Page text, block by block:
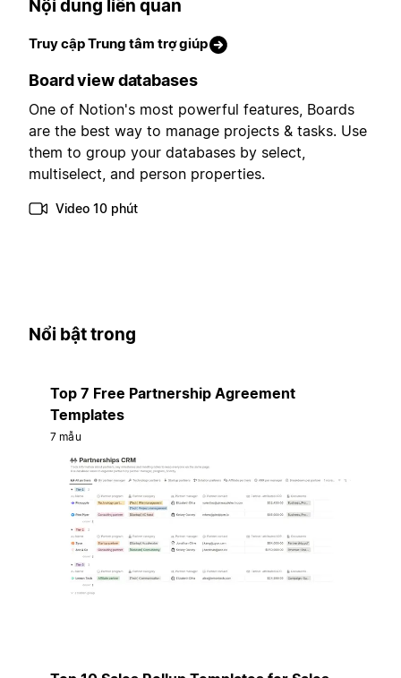
Nội dung liên quan
Truy cập Trung tâm trợ giúp
Board view databases
One of Notion's most powerful features, Boards
are the best way to manage projects & tasks. Use
them to group your databases by select,
multiselect, and person properties.
Video 10 phút
Nổi bật trong
Top 7 Free Partnership Agreement
Templates
7 mẫu